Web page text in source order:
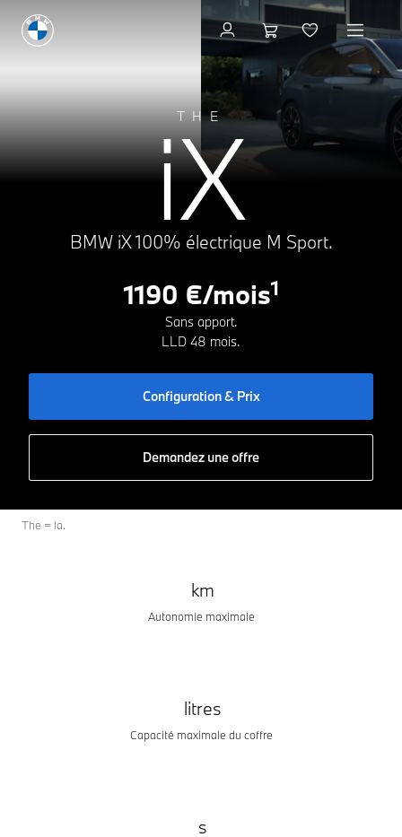
A0g CO₂/km
C
D
F
G
THE
iX
BMW iX 100% électrique M Sport.
1190 €/mois1
Sans apport.
LLD 48 mois.
Configuration & Prix
Demandez une offre
The = la.
Configuration & Prix
km
Autonomie maximale
litres
Capacité maximale du coffre
s